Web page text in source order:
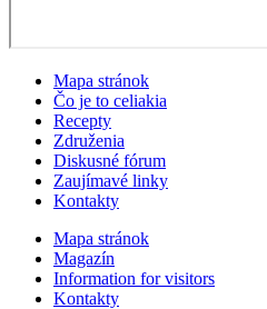
Mapa stránok
Čo je to celiakia
Recepty
Združenia
Diskusné fórum
Zaujímavé linky
Kontakty
Mapa stránok
Magazín
Information for visitors
Kontakty